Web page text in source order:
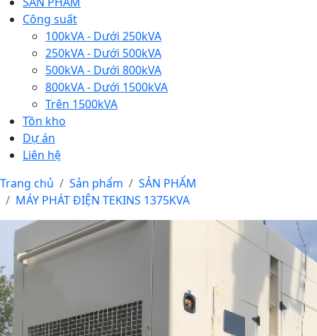
Công suất
100kVA - Dưới 250kVA
250kVA - Dưới 500kVA
500kVA - Dưới 800kVA
800kVA - Dưới 1500kVA
Trên 1500kVA
Tồn kho
Dự án
Liên hệ
Trang chủ
Sản phẩm
SẢN PHẨM
MÁY PHÁT ĐIỆN TEKINS 1375KVA